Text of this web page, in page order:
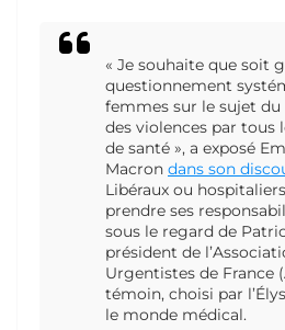
« Je souhaite que soit
questionnement
femmes sur le sujet
des violences par tous
de santé », a exposé
Macron dans son
Libéraux ou
prendre ses
sous le regard de
président de
Urgentistes de France
témoin, choisi par
le monde médical.